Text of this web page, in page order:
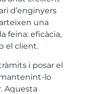
d’enginyers
una
feina: eficàcia,
el client.
i posar el
lo
Aquesta